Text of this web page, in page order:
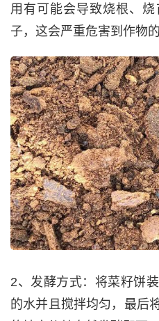
用有可能会导致烧根、
子，这会严重危害到作物的
2、发酵方式：将菜籽饼
的水并且搅拌均匀，最后